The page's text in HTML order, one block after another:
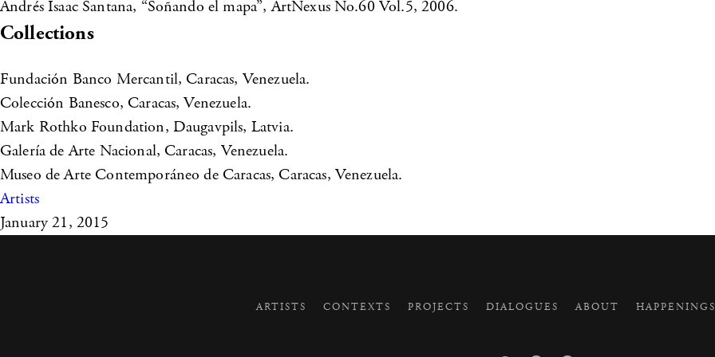
Andrés Isaac Santana, “Soñando el mapa”, ArtNexus No.60 Vol.5, 2006.
Collections
Fundación Banco Mercantil, Caracas, Venezuela.
Colección Banesco, Caracas, Venezuela.
Mark Rothko Foundation, Daugavpils, Latvia.
Galería de Arte Nacional, Caracas, Venezuela.
Museo de Arte Contemporáneo de Caracas, Caracas, Venezuela.
Artists
January 21, 2015
ARTISTS CONTEXTS PROJECTS DIALOGUES ABOUT HAPPENINGS